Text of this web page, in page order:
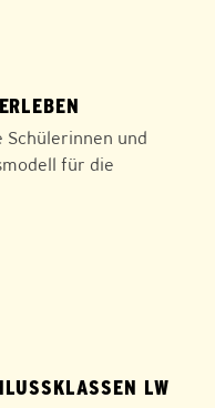
und
für die
LW